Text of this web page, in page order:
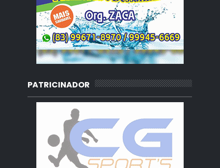
PATRICINADOR